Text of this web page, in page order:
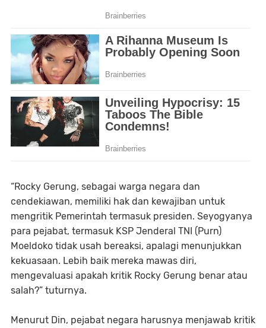
“Rocky Gerung, sebagai warga negara dan
cendekiawan, memiliki hak dan kewajiban untuk
mengritik Pemerintah termasuk presiden. Seyogyanya
para pejabat, termasuk KSP Jenderal TNI (Purn)
Moeldoko tidak usah bereaksi, apalagi menunjukkan
kekuasaan. Lebih baik mereka mawas diri,
mengevaluasi apakah kritik Rocky Gerung benar atau
salah?” tuturnya.
Menurut Din, pejabat negara harusnya menjawab kritik